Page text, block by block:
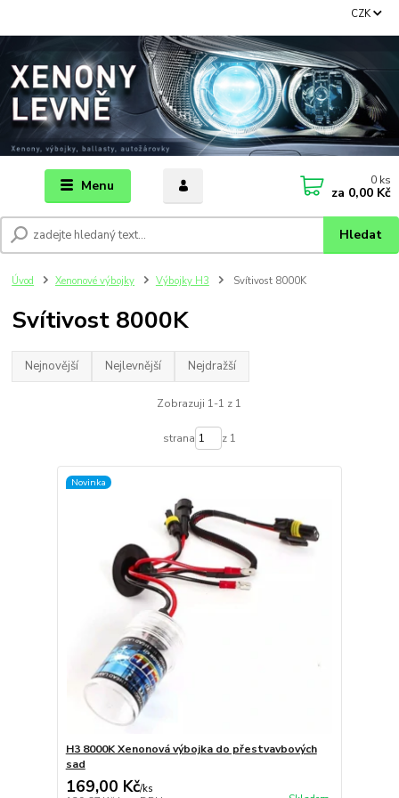
Menu
CZK
Hledat
0 ks
za 0,00 Kč
Úvod Xenonové výbojky Výbojky H3 Svítivost 8000K
Svítivost 8000K
Nejnovější Nejlevnější Nejdražší
Zobrazuji 1-1 z 1
strana z 1
Novinka
H3 8000K Xenonová výbojka do přestvavbových
sad
169,00 Kč/ks